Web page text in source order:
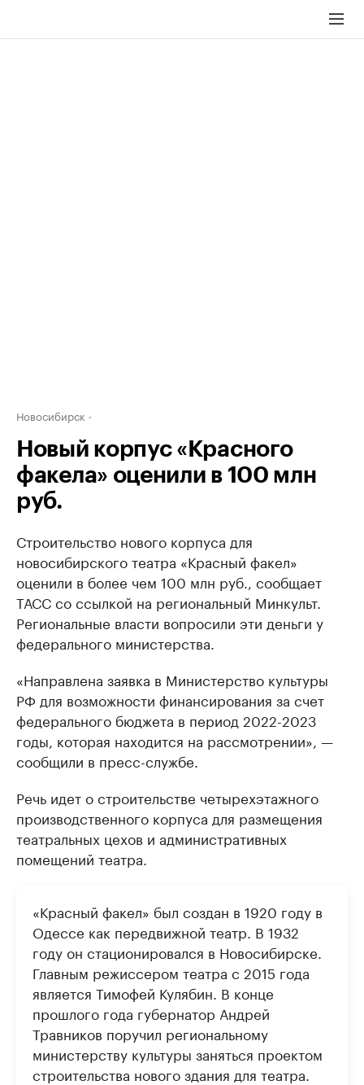
Новосибирск
Новый корпус «Красного
факела» оценили в 100 млн
руб.
Строительство нового корпуса для
новосибирского театра «Красный факел»
оценили в более чем 100 млн руб., сообщает
ТАСС со ссылкой на региональный Минкульт.
Региональные власти вопросили эти деньги у
федерального министерства.
«Направлена заявка в Министерство культуры
РФ для возможности финансирования за счет
федерального бюджета в период 2022-2023
годы, которая находится на рассмотрении», —
сообщили в пресс-службе.
Речь идет о строительстве четырехэтажного
производственного корпуса для размещения
театральных цехов и административных
помещений театра.
«Красный факел» был создан в 1920 году в
Одессе как передвижной театр. В 1932
году он стационировался в Новосибирске.
Главным режиссером театра с 2015 года
является Тимофей Кулябин. В конце
прошлого года губернатор Андрей
Травников поручил региональному
министерству культуры заняться проектом
строительства нового здания для театра.